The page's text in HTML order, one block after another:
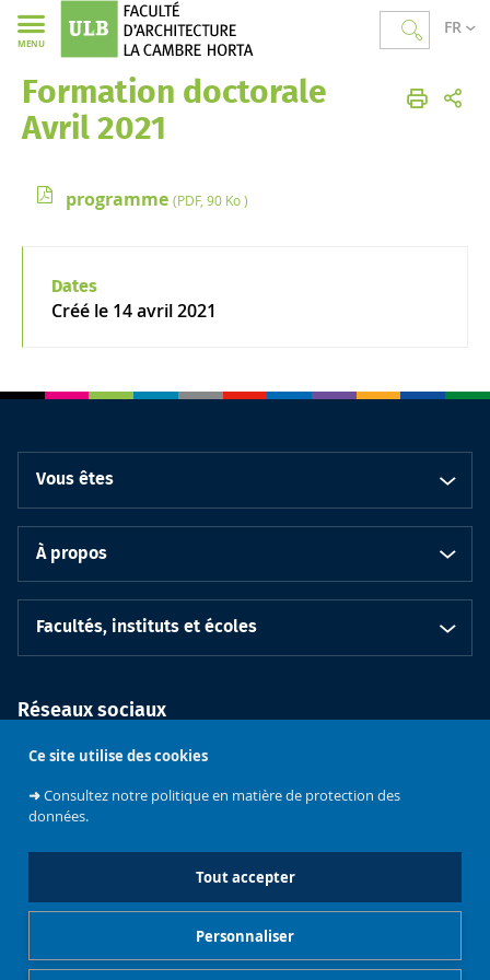
Ce site utilise des cookies
➜Consultez notre politique en matière de protection des
données.
Tout accepter
Personnaliser
FR
MENU
Faculté d'Architecture La Cambre Horta Accueil
Newsletter Recherche
Formation doctorale
Avril 2021
programme (PDF, 90 Ko )
Dates
Créé le 14 avril 2021
Vous êtes
À propos
Facultés, instituts et écoles
Réseaux sociaux
l'Université
Bruxelles Contacts Emploi
Mentions légales Gestionnaire de cookies